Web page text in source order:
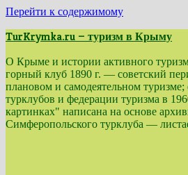
Перейти к содержимому
TurKrymka.ru — туризм в Крыму
О Крыме и истории активного
горный клуб 1890 г. — советский
плановом и самодеятельном
турклубов и федерации туризма в
картинках" написана на основе
Симферопольского турклуба —